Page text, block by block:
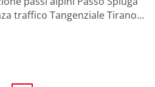
traffico Tangenziale Tirano…